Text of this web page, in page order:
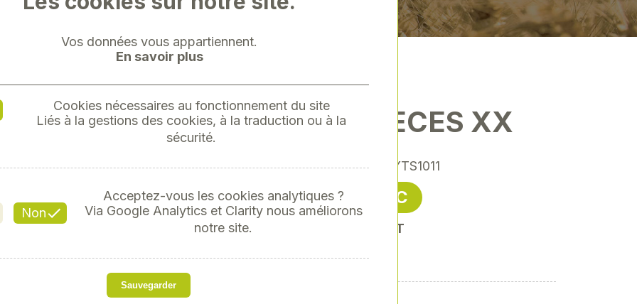
PINCE 108 PIECES XX
Référence: XY-XYTS1011
9,78 € TTC
soit 8,15 € HT
Pour les enfants de 10 ans et +
Vos données vous appartiennent.
En savoir plus
Cookies nécessaires au fonctionnement du site
Liés à la gestions des cookies, à la traduction ou à la
sécurité.
Non
Acceptez-vous les cookies analytiques ?
Via Google Analytics et Clarity nous améliorons
notre site.
Sauvegarder